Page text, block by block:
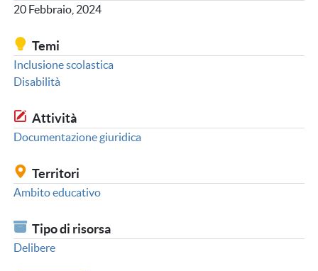
20 Febbraio, 2024
Temi
Inclusione scolastica
Disabilità
Attività
Documentazione giuridica
Territori
Ambito educativo
Tipo di risorsa
Delibere